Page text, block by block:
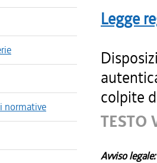
normative
Legge
colpite
TESTO
Avviso legale: